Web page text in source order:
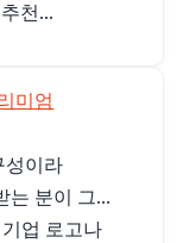
천...
미엄
성이라
는 분이 그...
업 로고나